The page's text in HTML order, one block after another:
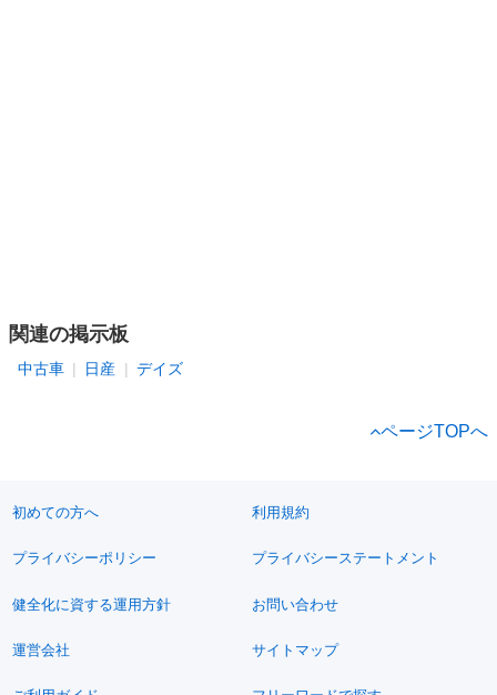
関連の掲示板
中古車 日産 デイズ
ページTOPへ
初めての方へ 利用規約
プライバシーポリシー プライバシーステートメント
健全化に資する運用方針 お問い合わせ
運営会社 サイトマップ